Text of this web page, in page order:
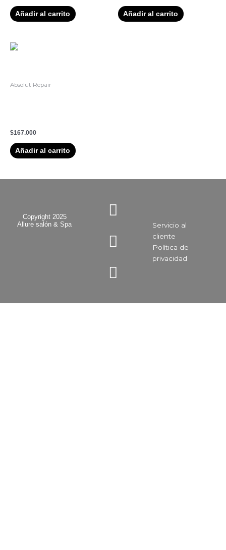
Añadir al carrito Añadir al carrito
Absolut Repair
$167.000
Añadir al carrito
Copyright 2025
Allure salón & Spa
I
n
s
t
a
g
F
a
c
e
b
o
Y
o
u
t
u
b
Servicio al
cliente
Política de
privacidad​